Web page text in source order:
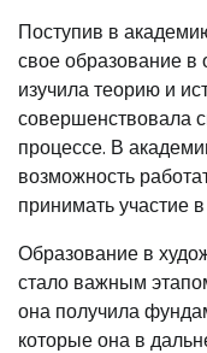
Поступив в
свое образование в
изучила теорию и
совершенствовала
процессе. В
возможность
принимать участие
Образование в
стало важным
она получила
которые она в